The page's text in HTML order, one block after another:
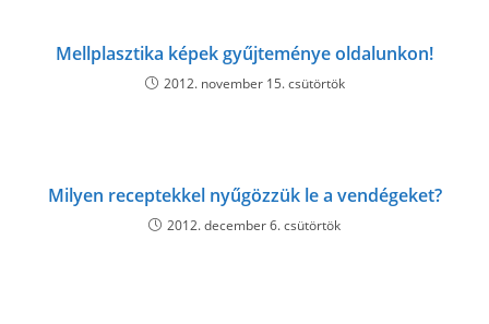
Mellplasztika képek gyűjteménye oldalunkon!
2012. november 15. csütörtök
Milyen receptekkel nyűgözzük le a vendégeket?
2012. december 6. csütörtök